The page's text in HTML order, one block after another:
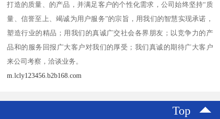
打造的质量、的产品，并满足客户的个性化需求，公司始终坚持“质
量、信誉至上、竭诚为用户服务”的宗旨，用我们的智慧实现承诺，
塑造行业的精品；用我们的真诚广交社会各界朋友；以竞争力的产
品和的服务回报广大客户对我们的厚受；我们真诚的期待广大客户
来公司考察，洽谈业务。
m.lcly123456.b2b168.com
Top